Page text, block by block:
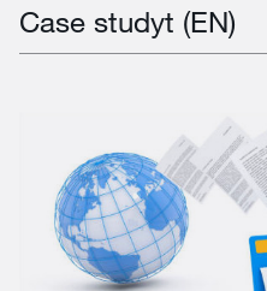
Case studyt (EN)